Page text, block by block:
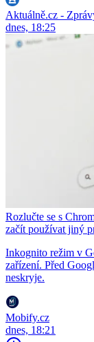
Aktuálně.cz -
dnes, 18:25
Rozlučte se s
začít používat jiný
Inkognito režim v
zařízení. Před
neskryje.
Mobify.cz
dnes, 18:21